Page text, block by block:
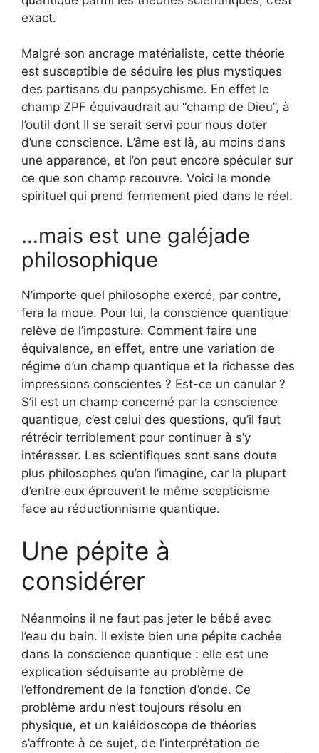
exact.
Malgré son ancrage matérialiste, cette théorie
est susceptible de séduire les plus mystiques
des partisans du panpsychisme. En effet le
champ ZPF équivaudrait au “champ de Dieu”, à
l’outil dont Il se serait servi pour nous doter
d’une conscience. L’âme est là, au moins dans
une apparence, et l’on peut encore spéculer sur
ce que son champ recouvre. Voici le monde
spirituel qui prend fermement pied dans le réel.
…mais est une galéjade
philosophique
N’importe quel philosophe exercé, par contre,
fera la moue. Pour lui, la conscience quantique
relève de l’imposture. Comment faire une
équivalence, en effet, entre une variation de
régime d’un champ quantique et la richesse des
impressions conscientes ? Est-ce un canular ?
S’il est un champ concerné par la conscience
quantique, c’est celui des questions, qu’il faut
rétrécir terriblement pour continuer à s’y
intéresser. Les scientifiques sont sans doute
plus philosophes qu’on l’imagine, car la plupart
d’entre eux éprouvent le même scepticisme
face au réductionnisme quantique.
Une pépite à
considérer
Néanmoins il ne faut pas jeter le bébé avec
l’eau du bain. Il existe bien une pépite cachée
dans la conscience quantique : elle est une
explication séduisante au problème de
l’effondrement de la fonction d’onde. Ce
problème ardu n’est toujours résolu en
physique, et un kaléidoscope de théories
s’affronte à ce sujet, de l’interprétation de